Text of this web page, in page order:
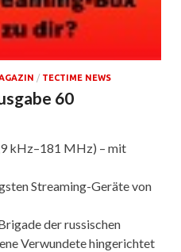
/ TECTIME NEWS
60
kHz–181 MHz) – mit
Streaming-Geräte von
der russischen
Verwundete hingerichtet